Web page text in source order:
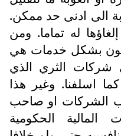
الى ادنى حد ممكن.
له تماما. ومن
بشكل خدمات هي
شركات الثري الذي
اسلفنا. وغير هذا
الشركات او صاحب
المالية الحكومية